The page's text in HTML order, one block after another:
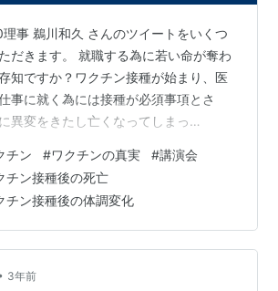
事 鵜川和久 さんのツイートをいくつ
だきます。 就職する為に若い命が奪わ
知ですか？ワクチン接種が始まり、医
事に就く為には接種が必須事項とさ
異変をきたし亡くなってしまっ
は世の中に届かない。… — 鵜川和久
6, 2023 ワクチンを接種しなければ
接種すれば体調不良で仕事ができな
選択すればよいのか迷うとは思います
択をしなければならない職業事態に就
かもしれ…
チン #ワクチンの真実 #講演会
チン接種後の死亡
チン接種後の体調変化
3年前